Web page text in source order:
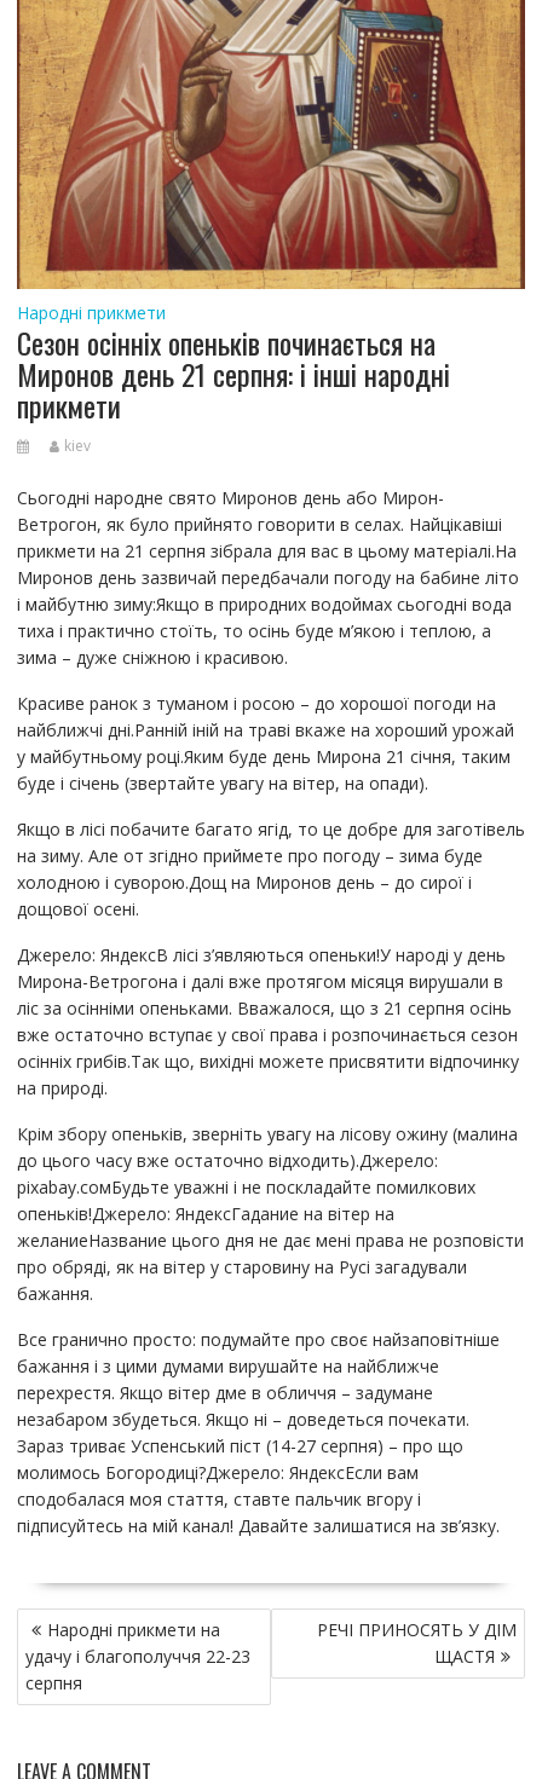
Народні прикмети
Сезон осінніх опеньків починається на
Миронов день 21 серпня: і інші народні
прикмети
kiev
Сьогодні народне свято Миронов день або Мирон-
Ветрогон, як було прийнято говорити в селах. Найцікавіші
прикмети на 21 серпня зібрала для вас в цьому матеріалі.На
Миронов день зазвичай передбачали погоду на бабине літо
і майбутню зиму:Якщо в природних водоймах сьогодні вода
тиха і практично стоїть, то осінь буде м’якою і теплою, а
зима – дуже сніжною і красивою.
Красиве ранок з туманом і росою – до хорошої погоди на
найближчі дні.Ранній іній на траві вкаже на хороший урожай
у майбутньому році.Яким буде день Мирона 21 січня, таким
буде і січень (звертайте увагу на вітер, на опади).
Якщо в лісі побачите багато ягід, то це добре для заготівель
на зиму. Але от згідно приймете про погоду – зима буде
холодною і суворою.Дощ на Миронов день – до сирої і
дощової осені.
Джерело: ЯндексВ лісі з’являються опеньки!У народі у день
Мирона-Ветрогона і далі вже протягом місяця вирушали в
ліс за осінніми опеньками. Вважалося, що з 21 серпня осінь
вже остаточно вступає у свої права і розпочинається сезон
осінніх грибів.Так що, вихідні можете присвятити відпочинку
на природі.
Крім збору опеньків, зверніть увагу на лісову ожину (малина
до цього часу вже остаточно відходить).Джерело:
pixabay.сомБудьте уважні і не поскладайте помилкових
опеньків!Джерело: ЯндексГадание на вітер на
желаниеНазвание цього дня не дає мені права не розповісти
про обряді, як на вітер у старовину на Русі загадували
бажання.
Все гранично просто: подумайте про своє найзаповітніше
бажання і з цими думами вирушайте на найближче
перехрестя. Якщо вітер дме в обличчя – задумане
незабаром збудеться. Якщо ні – доведеться почекати.
Зараз триває Успенський піст (14-27 серпня) – про що
молимось Богородиці?Джерело: ЯндексЕсли вам
сподобалася моя стаття, ставте пальчик вгору і
підписуйтесь на мій канал! Давайте залишатися на зв’язку.
Н
а
в
и
а
Народні прикмети на
удачу і благополуччя 22-23
серпня
РЕЧІ ПРИНОСЯТЬ У ДІМ
ЩАСТЯ
LEAVE A COMMENT